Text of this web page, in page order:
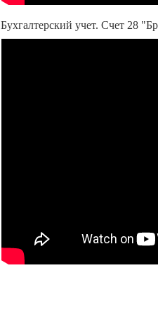
Бухгалтерский учет. Счет 28